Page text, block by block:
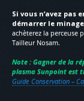
Si vous n’avez pas
démarrer le
achèterez la perceuse
Tailleur Nosam.
Note : Gagner de la
plasma Sunpoint est
Guide Conservation –